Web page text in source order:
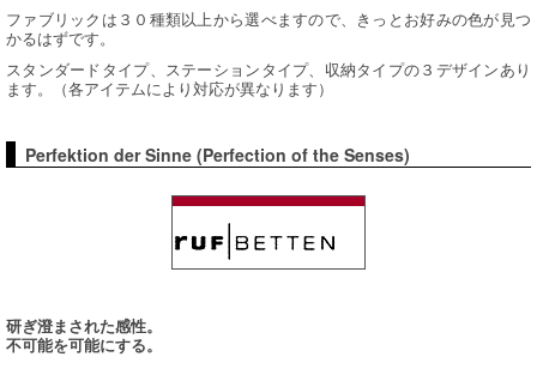
ファブリックは３０種類以上から選べますので、きっとお好みの色が見つ
かるはずです。
スタンダードタイプ、ステーションタイプ、収納タイプの３デザインあり
ます。（各アイテムにより対応が異なります）
Perfektion der Sinne (Perfection of the Senses)
研ぎ澄まされた感性。
不可能を可能にする。